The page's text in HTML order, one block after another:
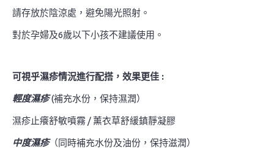
請存放於陰涼處，避免陽光照射。
對於孕婦及6歲以下小孩不建議使用。
可視乎濕疹情況進行配搭，效果更佳 :
輕度濕疹(補充水份，保持濕潤）
濕疹止癢舒敏噴霧 / 薰衣草舒緩鎮靜凝膠
中度濕疹（同時補充水份及油份，保持滋潤）